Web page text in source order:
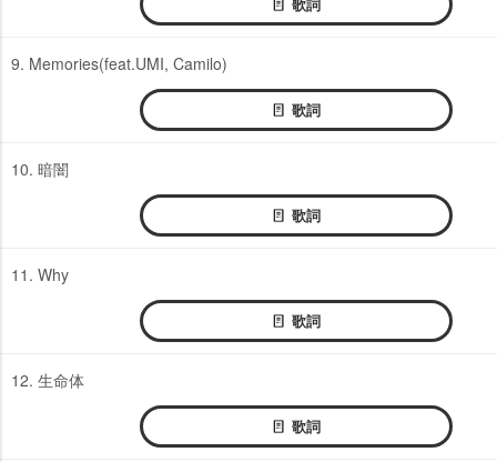
歌詞
9. Memories(feat.UMI, Camilo)
歌詞
10. 暗闇
歌詞
11. Why
歌詞
12. 生命体
歌詞